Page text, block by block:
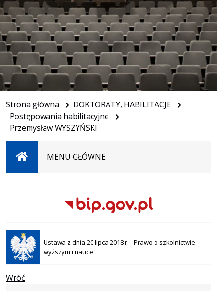
Strona główna
DOKTORATY, HABILITACJE
Postępowania habilitacyjne
Przemysław WYSZYŃSKI
StronaMENU GŁÓWNE
Ustawa z dnia 20 lipca 2018 r. - Prawo o szkolnictwie
wyższym i nauce
Otwiera
się w
nowej
karcie
Wróć